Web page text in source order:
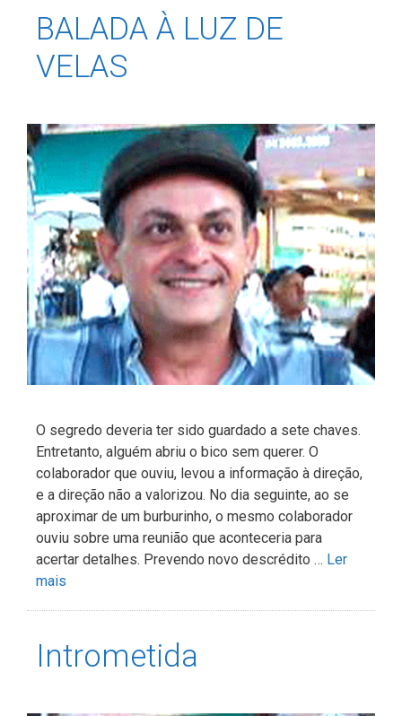
BALADA À LUZ DE
VELAS
O segredo deveria ter sido guardado a sete chaves.
Entretanto, alguém abriu o bico sem querer. O
colaborador que ouviu, levou a informação à direção,
e a direção não a valorizou. No dia seguinte, ao se
aproximar de um burburinho, o mesmo colaborador
ouviu sobre uma reunião que aconteceria para
acertar detalhes. Prevendo novo descrédito … Ler
mais
Intrometida